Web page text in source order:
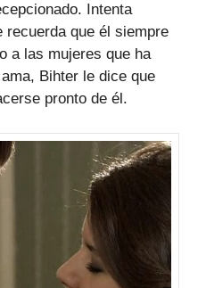
Intenta
recuerda que él siempre
a las mujeres que ha
Bihter le dice que
pronto de él.